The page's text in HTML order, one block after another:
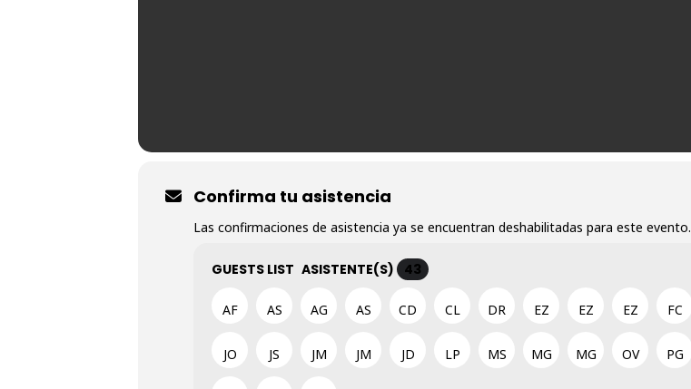
Confirma tu asistencia
Las confirmaciones de asistencia ya se encuentran deshabilitadas para este evento.
GUESTS LIST ASISTENTE(S) 43
AF AS AG AS CD CL DR EZ EZ EZ FC
JO JS JM JM JD LP MS MG MG OV PG